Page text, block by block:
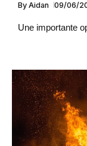
By Aidan 09/06/
Une importante